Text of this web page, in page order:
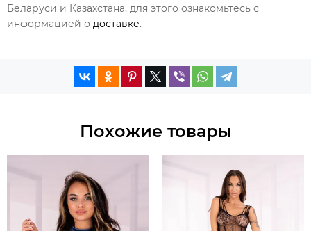
Беларуси и Казахстана, для этого ознакомьтесь с
информацией о доставке.
Похожие товары